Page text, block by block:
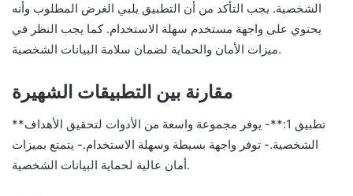
الشخصية. يجب التأكد من أن التطبيق يلبي الغرض المطلوب وأنه
يحتوي على واجهة مستخدم سهلة الاستخدام. كما يجب النظر في
ميزات الأمان والحماية لضمان سلامة البيانات الشخصية.
مقارنة بين التطبيقات الشهيرة
**تطبيق 1:**- يوفر مجموعة واسعة من الأدوات لتحقيق الأهداف
الشخصية.- توفر واجهة بسيطة وسهلة الاستخدام.- يتمتع بميزات
أمان عالية لحماية البيانات الشخصية.